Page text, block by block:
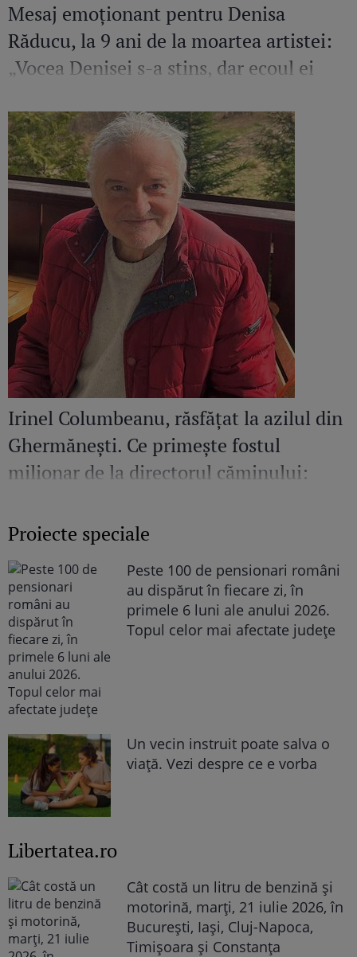
Mesaj emoționant pentru Denisa
Răducu, la 9 ani de la moartea artistei:
„Vocea Denisei s-a stins, dar ecoul ei
Irinel Columbeanu, răsfățat la azilul din
Ghermănești. Ce primește fostul
milionar de la directorul căminului:
Proiecte speciale
Peste 100 de pensionari români
au dispărut în fiecare zi, în
primele 6 luni ale anului 2026.
Topul celor mai afectate județe
Un vecin instruit poate salva o
viață. Vezi despre ce e vorba
Libertatea.ro
Cât costă un litru de benzină și
motorină, marți, 21 iulie 2026, în
București, Iași, Cluj-Napoca,
Timișoara și Constanța